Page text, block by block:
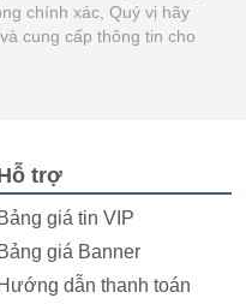
chính xác, Quý vị hãy
cung cấp thông tin cho
trợ
Bảng giá tin VIP
Bảng giá Banner
Hướng dẫn thanh toán